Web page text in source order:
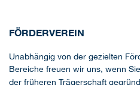
FÖRDERVEREIN
Unabhängig von der gezielten
Bereiche freuen wir uns, wenn
der früheren Trägerschaft